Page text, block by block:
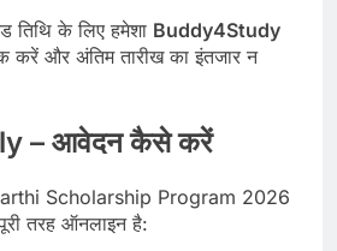
तिथि के लिए हमेशा Buddy4Study
और अंतिम तारीख का इंतजार न
– आवेदन कैसे करें
Scholarship Program 2026
तरह ऑनलाइन है: